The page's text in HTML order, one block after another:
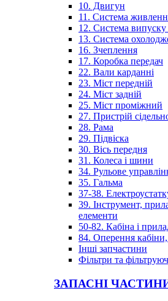
10. Двигун
11. Система
12. Система випуску
13. Система
16. Зчеплення
17. Коробка передач
22. Вали карданні
23. Міст передній
24. Міст задній
25. Міст проміжний
27. Пристрій
28. Рама
29. Підвіска
30. Вісь передня
31. Колеса і шини
34. Рульове
35. Гальма
37-38.
39. Інструмент,
елементи
50-82. Кабіна і
84. Оперення кабіни,
Інші запчастини
Фільтри та
ЗАПАСНІ